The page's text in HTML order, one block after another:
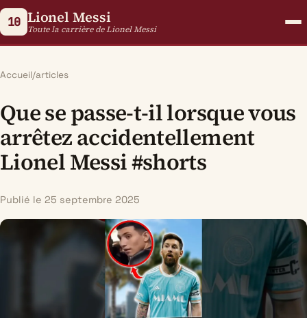
10 Lionel Messi
Toute la carrière de Lionel Messi
Accueil/articles
Que se passe-t-il lorsque vous
arrêtez accidentellement
Lionel Messi #shorts
Publié le 25 septembre 2025